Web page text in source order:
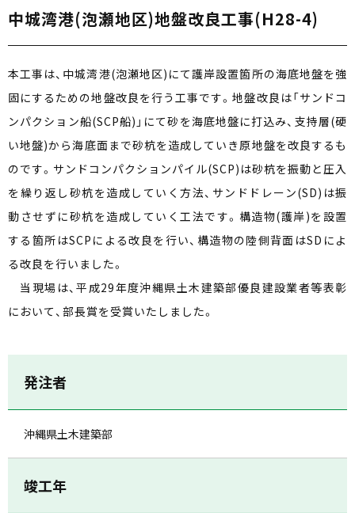
中城湾港(泡瀬地区)地盤改良工事(H28-4)
本工事は、中城湾港(泡瀬地区)にて護岸設置箇所の海底地盤を強
固にするための地盤改良を行う工事です。地盤改良は「サンドコ
ンパクション船(SCP船)」にて砂を海底地盤に打込み、支持層(硬
い地盤)から海底面まで砂杭を造成していき原地盤を改良するも
のです。サンドコンパクションパイル(SCP)は砂杭を振動と圧入
を繰り返し砂杭を造成していく方法、サンドドレーン(SD)は振
動させずに砂杭を造成していく工法です。構造物(護岸)を設置
する箇所はSCPによる改良を行い、構造物の陸側背面はSDによ
る改良を行いました。
当現場は、平成29年度沖縄県土木建築部優良建設業者等表彰
において、部長賞を受賞いたしました。
発注者
沖縄県土木建築部
竣工年